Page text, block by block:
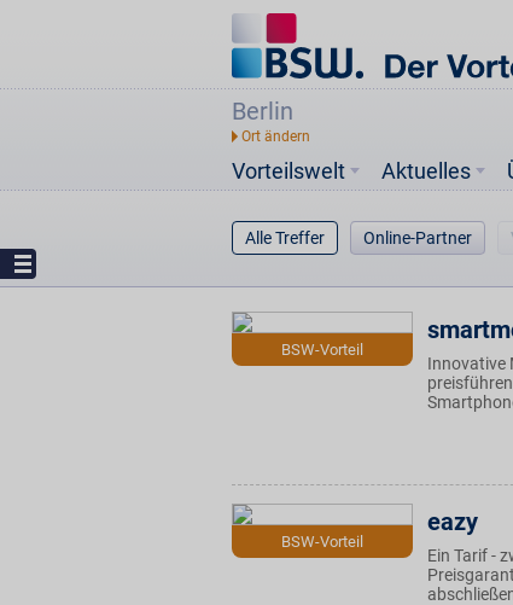
Berlin
Vorteilswelt Aktuelles
Alle Treffer Online-Partner
BSW-Vorteil
Innovative
BSW-Vorteil
eazy
Ein Tarif -